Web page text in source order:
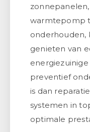
warmtepomp
onderhouden,
genieten van
preventief
is dan
systemen in
optimale